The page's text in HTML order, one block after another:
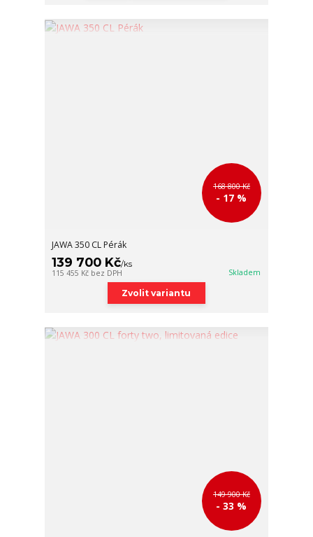
168 800 Kč
- 17 %
JAWA 350 CL Pérák
139 700 Kč/ks
115 455 Kč bez DPH Skladem
Zvolit variantu
149 900 Kč
- 33 %